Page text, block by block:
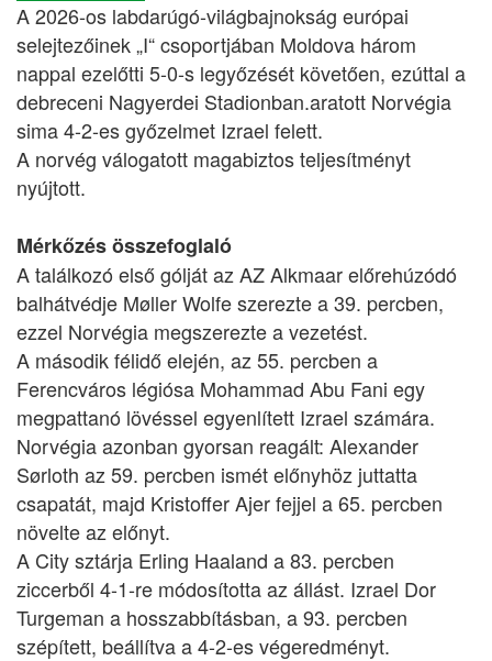
A 2026-os labdarúgó-világbajnokság európai
selejtezőinek „I“ csoportjában Moldova három
nappal ezelőtti 5-0-s legyőzését követően, ezúttal a
debreceni Nagyerdei Stadionban.aratott Norvégia
sima 4-2-es győzelmet Izrael felett.
A norvég válogatott magabiztos teljesítményt
nyújtott.
Mérkőzés összefoglaló
A találkozó első gólját az AZ Alkmaar előrehúzódó
balhátvédje Møller Wolfe szerezte a 39. percben,
ezzel Norvégia megszerezte a vezetést.
A második félidő elején, az 55. percben a
Ferencváros légiósa Mohammad Abu Fani egy
megpattanó lövéssel egyenlített Izrael számára.
Norvégia azonban gyorsan reagált: Alexander
Sørloth az 59. percben ismét előnyhöz juttatta
csapatát, majd Kristoffer Ajer fejjel a 65. percben
növelte az előnyt.
A City sztárja Erling Haaland a 83. percben
ziccerből 4-1-re módosította az állást. Izrael Dor
Turgeman a hosszabbításban, a 93. percben
szépített, beállítva a 4-2-es végeredményt.